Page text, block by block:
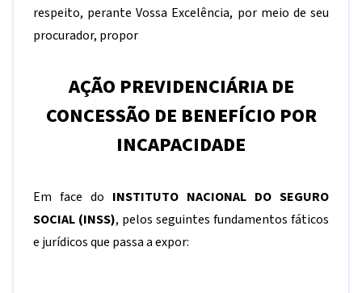
respeito, perante Vossa Excelência, por meio de seu
procurador, propor
AÇÃO PREVIDENCIÁRIA DE
CONCESSÃO DE BENEFÍCIO POR
INCAPACIDADE
Em face do INSTITUTO NACIONAL DO SEGURO
SOCIAL (INSS), pelos seguintes fundamentos fáticos
e jurídicos que passa a expor: